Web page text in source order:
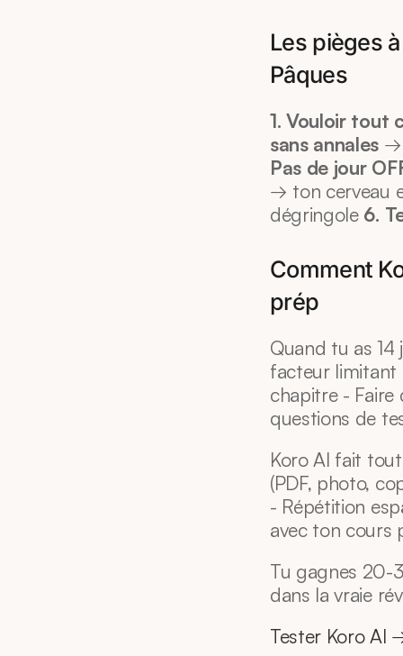
Les pièges
Pâques
1. Vouloir tout
sans annales →
Pas de jour
→ ton cerveau
dégringole 6.
Comment
prép
Quand tu as
facteur
chapitre - Faire
questions de
Koro AI fait
(PDF, photo,
- Répétition
avec ton cours
Tu gagnes 20-
dans la vraie
Tester Koro AI